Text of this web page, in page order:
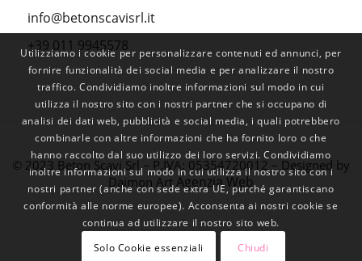
info@betonscavisrl.it
+39 011 9945578
© 2023 Beton Scavi Srl – P.IVA: 05354720012 – Designed by
Daimon ArtAgenzia Web
Utilizziamo i cookie per personalizzare contenuti ed annunci, per
fornire funzionalità dei social media e per analizzare il nostro
traffico. Condividiamo inoltre informazioni sul modo in cui
utilizza il nostro sito con i nostri partner che si occupano di
analisi dei dati web, pubblicità e social media, i quali potrebbero
combinarle con altre informazioni che ha fornito loro o che
hanno raccolto dal suo utilizzo dei loro servizi. Condividiamo
inoltre informazioni sul modo in cui utilizza il nostro sito con i
nostri partner (anche con sede extra UE, purché garantiscano
conformità alle norme europee). Acconsenta ai nostri cookie se
continua ad utilizzare il nostro sito web.
Solo Cookie essenziali
Chiudi